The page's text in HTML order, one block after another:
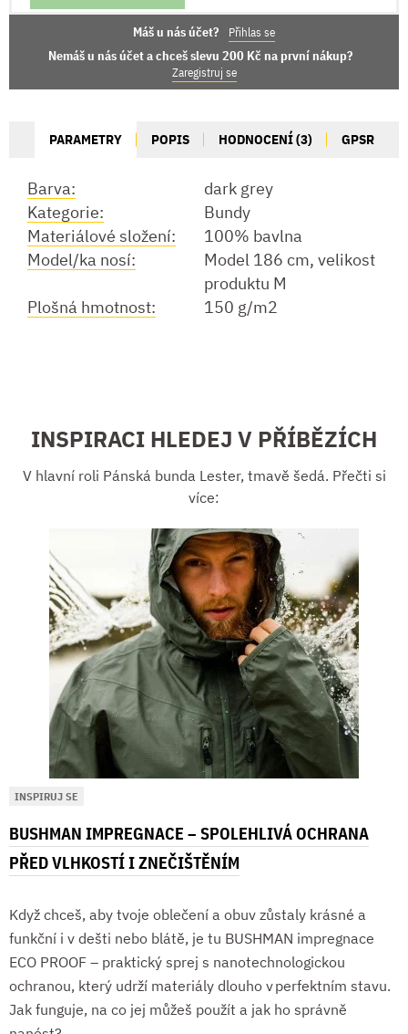
Máš u nás účet? Přihlas se
Nemáš u nás účet a chceš slevu 200 Kč na první nákup?
Zaregistruj se
PARAMETRY POPIS HODNOCENÍ (3) GPSR
Barva:
dark grey
Kategorie:
Bundy
Materiálové složení:
100% bavlna
Model/ka nosí:
Model 186 cm, velikost
produktu M
Plošná hmotnost:
150 g/m2
INSPIRACI HLEDEJ V PŘÍBĚZÍCH
V hlavní roli Pánská bunda Lester, tmavě šedá. Přečti si
více:
INSPIRUJ SE
BUSHMAN IMPREGNACE – SPOLEHLIVÁ OCHRANA
PŘED VLHKOSTÍ I ZNEČIŠTĚNÍM
Když chceš, aby tvoje oblečení a obuv zůstaly krásné a
funkční i v dešti nebo blátě, je tu BUSHMAN impregnace
ECO PROOF – praktický sprej s nanotechnologickou
ochranou, který udrží materiály dlouho v perfektním stavu.
Jak funguje, na co jej můžeš použít a jak ho správně